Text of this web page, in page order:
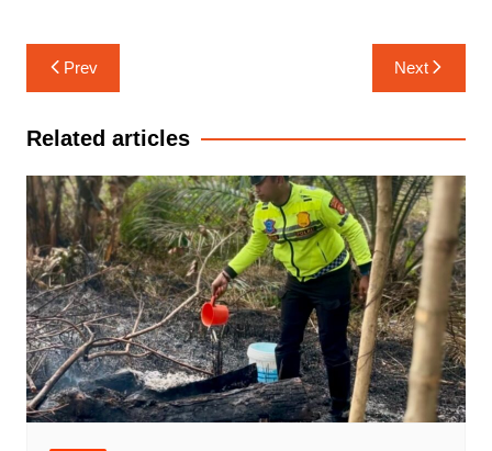
Navigasi
pos
Prev Next
Related articles